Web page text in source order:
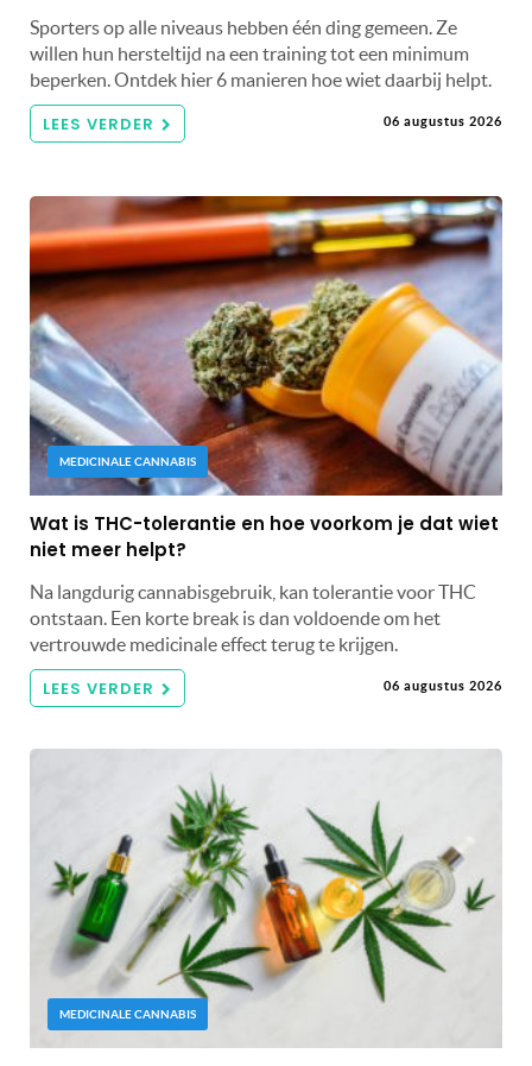
Sporters op alle niveaus hebben één ding gemeen. Ze
willen hun hersteltijd na een training tot een minimum
beperken. Ontdek hier 6 manieren hoe wiet daarbij helpt.
LEES VERDER 06 augustus 2026
MEDICINALE CANNABIS
Wat is THC-tolerantie en hoe voorkom je dat wiet
niet meer helpt?
Na langdurig cannabisgebruik, kan tolerantie voor THC
ontstaan. Een korte break is dan voldoende om het
vertrouwde medicinale effect terug te krijgen.
LEES VERDER 06 augustus 2026
MEDICINALE CANNABIS